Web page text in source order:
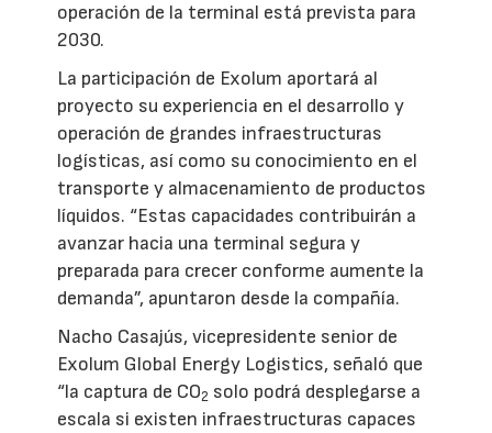
operación de la terminal está prevista para
2030.
La participación de Exolum aportará al
proyecto su experiencia en el desarrollo y
operación de grandes infraestructuras
logísticas, así como su conocimiento en el
transporte y almacenamiento de productos
líquidos. “Estas capacidades contribuirán a
avanzar hacia una terminal segura y
preparada para crecer conforme aumente la
demanda”, apuntaron desde la compañía.
Nacho Casajús, vicepresidente senior de
Exolum Global Energy Logistics, señaló que
“la captura de CO2 solo podrá desplegarse a
escala si existen infraestructuras capaces